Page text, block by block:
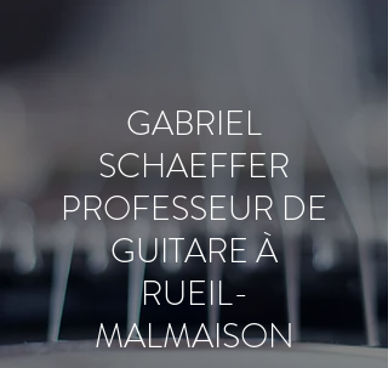
GABRIEL
SCHAEFFER
PROFESSEUR DE
GUITARE À
RUEIL-
MALMAISON